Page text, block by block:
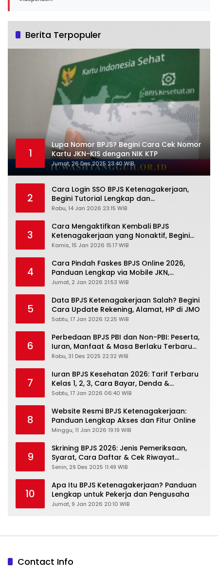
Berita Terpopuler
1
Lupa Nomor BPJS? Begini Cara Cek Nomor
Kartu JKN-KIS dengan NIK KTP
Jumat, 26 Des 2025 23:40 WIB
2
Cara Login SSO BPJS Ketenagakerjaan,
Begini Tutorial Lengkap dan
Pengertiannya
Rabu, 14 Jan 2026 23:15 WIB
3
Cara Mengaktifkan Kembali BPJS
Ketenagakerjaan yang Nonaktif, Begini
Panduan Lengkapnya
Kamis, 15 Jan 2026 15:17 WIB
4
Cara Pindah Faskes BPJS Online 2026,
Panduan Lengkap via Mobile JKN,
PANDAWA & Offiline Kantor Cabang
Jumat, 2 Jan 2026 21:53 WIB
5
Data BPJS Ketenagakerjaan Salah? Begini
Cara Update Rekening, Alamat, HP di JMO
Sabtu, 17 Jan 2026 12:25 WIB
6
Perbedaan BPJS PBI dan Non-PBI: Peserta,
Iuran, Manfaat & Masa Berlaku Terbaru
2026
Rabu, 31 Des 2025 22:32 WIB
7
Iuran BPJS Kesehatan 2026: Tarif Terbaru
Kelas 1, 2, 3, Cara Bayar, Denda &
Panduan Lengkap Peserta JKN-KIS
Sabtu, 17 Jan 2026 06:40 WIB
8
Website Resmi BPJS Ketenagakerjaan:
Panduan Lengkap Akses dan Fitur Online
Minggu, 11 Jan 2026 19:19 WIB
9
Skrining BPJS 2026: Jenis Pemeriksaan,
Syarat, Cara Daftar & Cek Riwayat
Kesehatan Gratis
Senin, 29 Des 2025 11:49 WIB
10
Apa Itu BPJS Ketenagakerjaan? Panduan
Lengkap untuk Pekerja dan Pengusaha
Jumat, 9 Jan 2026 20:10 WIB
Contact Info